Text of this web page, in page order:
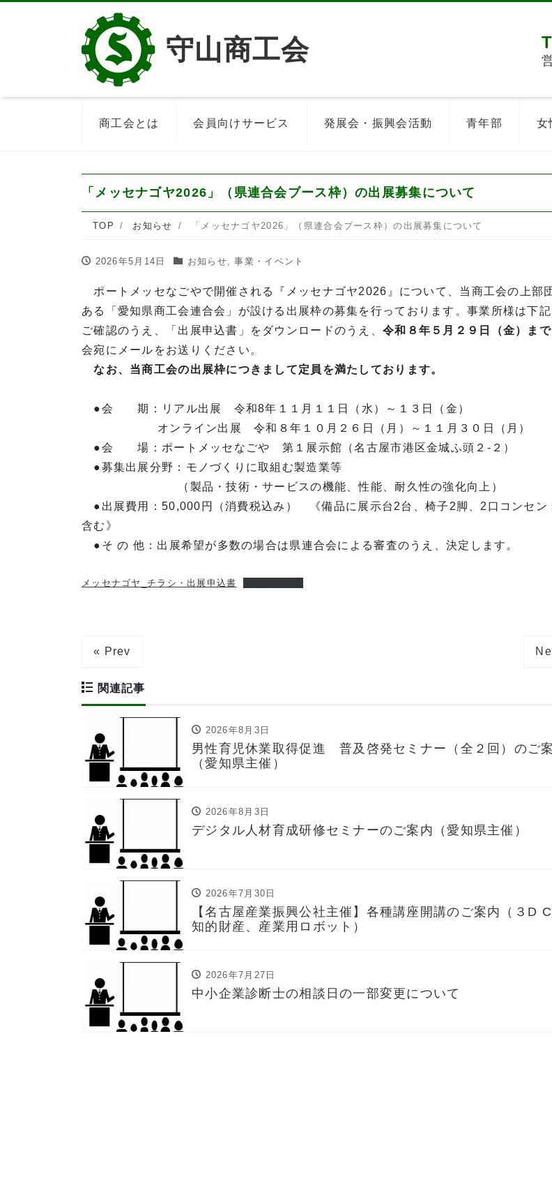
守山商工会
商工会とは 会員向けサービス 発展会・振興会活動 青年部 女
「メッセナゴヤ2026」（県連合会ブース枠）の出展募集について
TOP お知らせ 「メッセナゴヤ2026」（県連合会ブース枠）の出展募集について
2026年5月14日 お知らせ,事業・イベント
ポートメッセなごやで開催される『メッセナゴヤ2026』について、当商工会の上部
ある「愛知県商工会連合会」が設ける出展枠の募集を行っております。事業所様は下
ご確認のうえ、「出展申込書」をダウンロードのうえ、 令和８年５月２９日（金）まで
会宛にメールをお送りください
なお、当商工会の出展枠につきまして定員を満たしております。
●会 期：リアル出展 令和8年１１月１１日（水）～１３日（金）
オンライン出展 令和８年１０月２６日（月）～１１月３０日（月）
●会 場：ポートメッセなごや 第１展示館（名古屋市港区金城ふ頭２-２）
●募集出展分野：モノづくりに取組む製造業等
（製品・技術・サービスの機能、性能、耐久性の強化向上）
●出展費用：50,000円（消費税込み） 《備品に展示台2台、椅子2脚、2口コンセン
含む》
●そ の 他：出展希望が多数の場合は県連合会による審査のうえ、決定します。
メッセナゴヤ_チラシ・出展申込書
« Prev
関連記事
2026年8月3日
男性育児休業取得促進 普及啓発セミナー（全２回）のご
（愛知県主催）
2026年8月3日
デジタル人材育成研修セミナーのご案内（愛知県主催）
2026年7月30日
【名古屋産業振興公社主催】各種講座開講のご案内（３D
知的財産、産業用ロボット）
2026年7月27日
中小企業診断士の相談日の一部変更について